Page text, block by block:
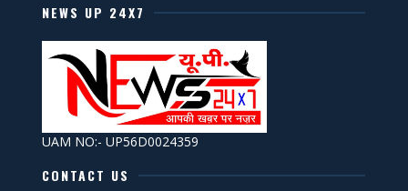
NEWS UP 24X7
UAM NO:- UP56D0024359
CONTACT US